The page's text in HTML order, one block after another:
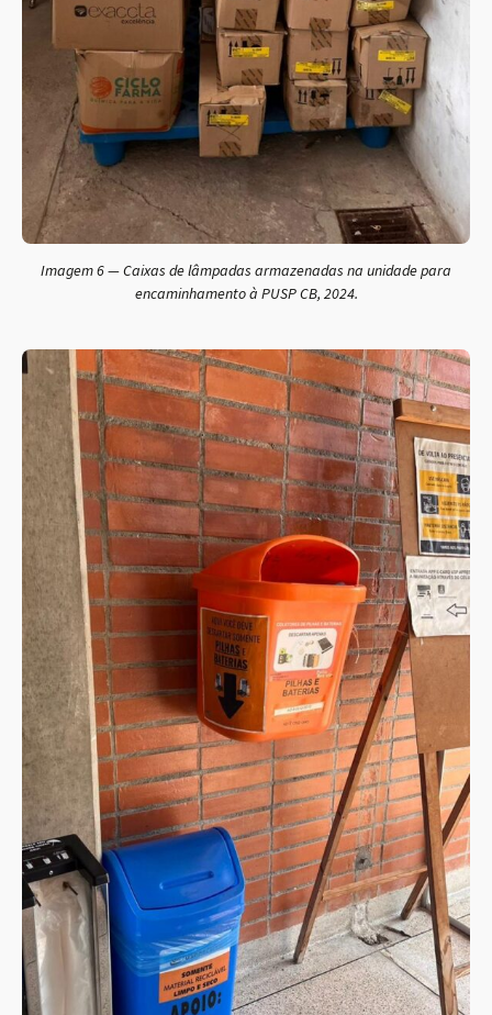
Imagem 6 — Caixas de lâmpadas armazenadas na unidade para
encaminhamento à PUSP CB, 2024.